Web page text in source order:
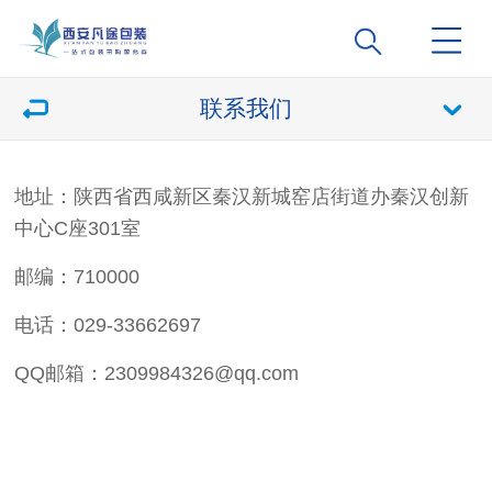
联系我们
地址：陕西省西咸新区秦汉新城窑店街道办秦汉创新
中心C座301室
邮编：710000
电话：029-33662697
QQ邮箱：2309984326@qq.com